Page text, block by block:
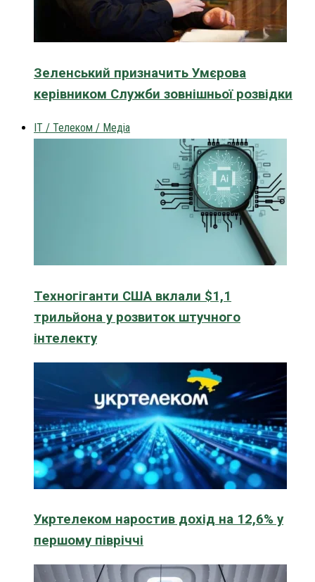
Зеленський призначить Умєрова
керівником Служби зовнішньої розвідки
IT / Телеком / Медіа
Техногіганти США вклали $1,1
трильйона у розвиток штучного
інтелекту
Укртелеком наростив дохід на 12,6% у
першому півріччі